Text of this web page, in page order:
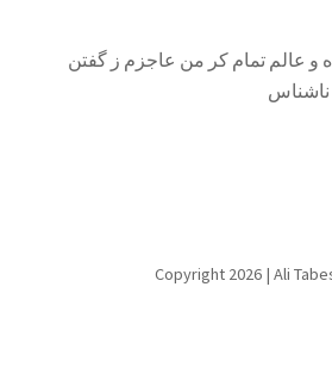
و عالم تمام کر من عاجزم ز گفتن
Copyright 2026 | Ali